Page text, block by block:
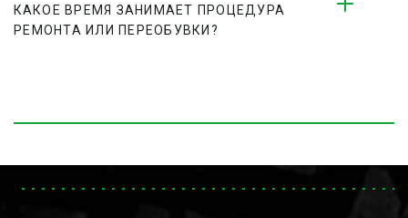
КАКОЕ ВРЕМЯ ЗАНИМАЕТ ПРОЦЕДУРА
РЕМОНТА ИЛИ ПЕРЕОБУВКИ?